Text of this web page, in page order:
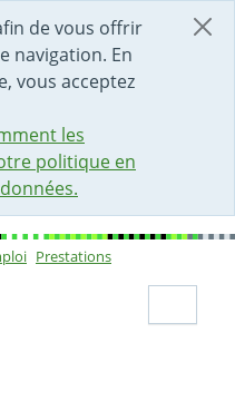
de vous offrir
navigation. En
vous acceptez
les
politique en
Prestations